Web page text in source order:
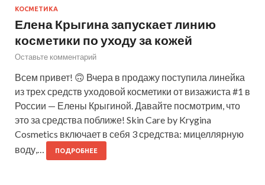
КОСМЕТИКА
Елена Крыгина запускает линию
косметики по уходу за кожей
Оставьте комментарий
Всем привет! 🙃 Вчера в продажу поступила линейка
из трех средств уходовой косметики от визажиста #1 в
России — Елены Крыгиной. Давайте посмотрим, что
это за средства поближе! Skin Care by Krygina
Cosmetics включает в себя 3 средства: мицеллярную
воду,…
ПОДРОБНЕЕ